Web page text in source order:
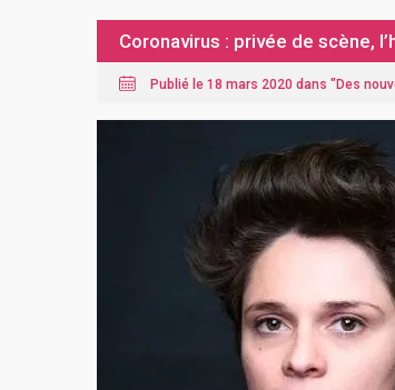
Coronavirus : privée de scène,
Publié le 18 mars 2020 dans "Des